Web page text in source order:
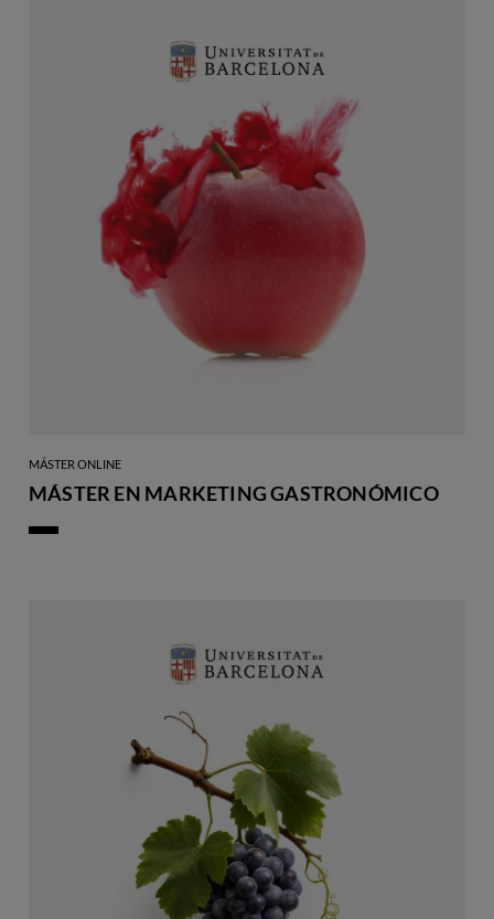
MÁSTER ONLINE
MÁSTER EN MARKETING GASTRONÓMICO